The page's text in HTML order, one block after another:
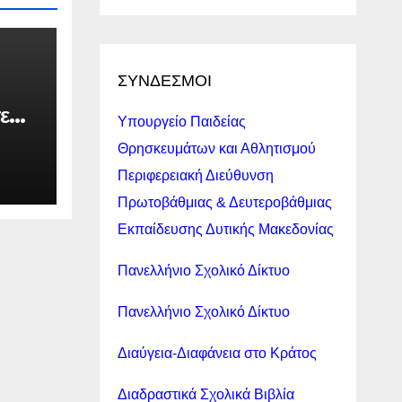
ΣΥΝΔΕΣΜΟΙ
Υπουργείο Παιδείας
Θρησκευμάτων και Αθλητισμού
Περιφερειακή Διεύθυνση
Πρωτοβάθμιας & Δευτεροβάθμιας
Εκπαίδευσης Δυτικής Μακεδονίας
Πανελλήνιο Σχολικό Δίκτυο
Πανελλήνιο Σχολικό Δίκτυο
Διαύγεια-Διαφάνεια στο Κράτος
Διαδραστικά Σχολικά Βιβλία